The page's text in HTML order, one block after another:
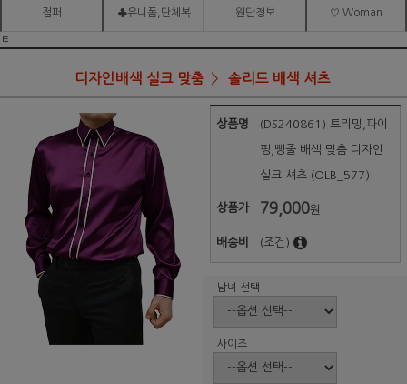
점퍼 ♣유니폼,단체복 원단정보 ♡ Woman
ㅌ
디자인배색 실크 맞춤 솔리드 배색 셔츠
상품명 (DS240861) 트리밍,파이
핑,삥줄 배색 맞춤 디자인
실크 셔츠 (OLB_577)
상품가 79,000원
배송비 (조건)
남녀 선택
사이즈